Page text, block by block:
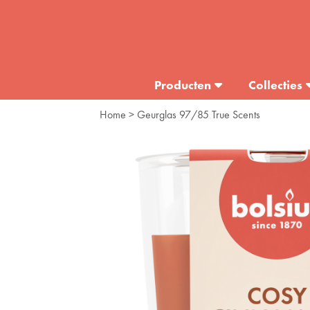
Producten Collecties
Home > Geurglas 97/85 True Scents